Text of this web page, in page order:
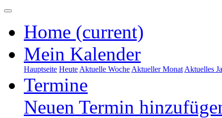
Home (current)
Mein Kalender
Hauptseite Heute Aktuelle Woche Aktueller Monat Aktuelles
Termine
Neuen Termin